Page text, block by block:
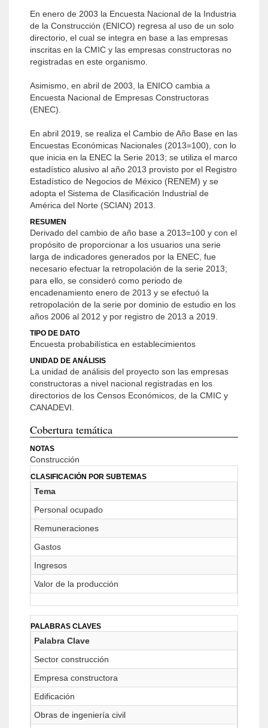
En enero de 2003 la Encuesta Nacional de la Industria
de la Construcción (ENICO) regresa al uso de un solo
directorio, el cual se integra en base a las empresas
inscritas en la CMIC y las empresas constructoras no
registradas en este organismo.
Asimismo, en abril de 2003, la ENICO cambia a
Encuesta Nacional de Empresas Constructoras
(ENEC).
En abril 2019, se realiza el Cambio de Año Base en las
Encuestas Económicas Nacionales (2013=100), con lo
que inicia en la ENEC la Serie 2013; se utiliza el marco
estadístico alusivo al año 2013 provisto por el Registro
Estadístico de Negocios de México (RENEM) y se
adopta el Sistema de Clasificación Industrial de
América del Norte (SCIAN) 2013.
RESUMEN
Derivado del cambio de año base a 2013=100 y con el
propósito de proporcionar a los usuarios una serie
larga de indicadores generados por la ENEC, fue
necesario efectuar la retropolación de la serie 2013;
para ello, se consideró como periodo de
encadenamiento enero de 2013 y se efectuó la
retropolación de la serie por dominio de estudio en los
años 2006 al 2012 y por registro de 2013 a 2019.
TIPO DE DATO
Encuesta probabilística en establecimientos
UNIDAD DE ANÁLISIS
La unidad de análisis del proyecto son las empresas
constructoras a nivel nacional registradas en los
directorios de los Censos Económicos, de la CMIC y
CANADEVI.
Cobertura temática
NOTAS
Construcción
CLASIFICACIÓN POR SUBTEMAS
Tema
Personal ocupado
Remuneraciones
Gastos
Ingresos
Valor de la producción
PALABRAS CLAVES
Palabra Clave
Sector construcción
Empresa constructora
Edificación
Obras de ingeniería civil